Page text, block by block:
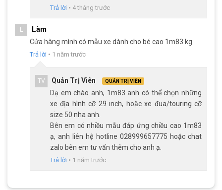
Yên da thể thao TrinX thoải mái
Kết Luận
Xe đạp địa hình MTB TrinX V1000 Pro là lựa chọn phù hợp cho
Trả lời • 4 tháng trước
L Làm
Cửa hàng mình có mẫu xe dành cho bé cao 1m83 kg
Trả lời • 1 năm trước
TV Quản Trị Viên QUẢN TRỊ VIÊN
Dạ em chào anh, 1m83 anh có thể chọn những
xe địa hình cỡ 29 inch, hoặc xe đua/touring cỡ
size 50 nha anh.
Bên em có nhiều mẫu đáp ứng chiều cao 1m83
ạ, anh liên hệ hotline 028999657775 hoặc chat
zalo bên em tư vấn thêm cho anh ạ.
Trả lời • 1 năm trước